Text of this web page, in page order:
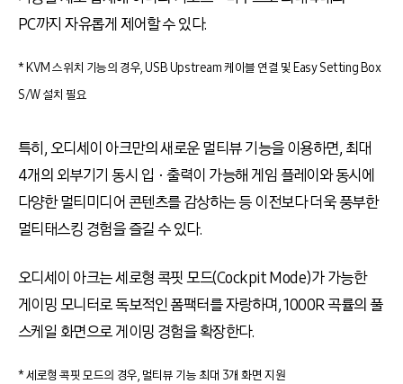
PC까지 자유롭게 제어할 수 있다.
* KVM 스위치 기능의 경우, USB Upstream 케이블 연결 및 Easy Setting Box
S/W 설치 필요
특히 ,오디세이 아크만의 새로운 멀티뷰 기능을 이용하면, 최대
4개의 외부기기 동시 입ㆍ출력이 가능해 게임 플레이와 동시에
다양한 멀티미디어 콘텐츠를 감상하는 등 이전보다 더욱 풍부한
멀티태스킹 경험을 즐길 수 있다.
오디세이 아크는 세로형 콕핏 모드(Cockpit Mode)가 가능한
게이밍 모니터로 독보적인 폼팩터를 자랑하며, 1000R곡률의 풀
스케일 화면으로 게이밍 경험을 확장한다.
* 세로형 콕핏 모드의 경우, 멀티뷰 기능 최대 3개 화면 지원